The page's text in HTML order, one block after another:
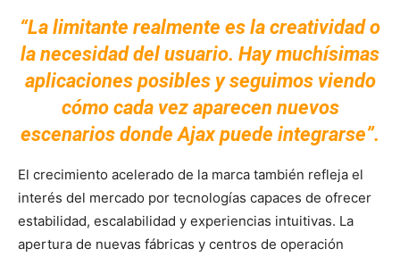
“La limitante realmente es la creatividad o
la necesidad del usuario. Hay muchísimas
aplicaciones posibles y seguimos viendo
cómo cada vez aparecen nuevos
escenarios donde Ajax puede integrarse”.
El crecimiento acelerado de la marca también refleja el
interés del mercado por tecnologías capaces de ofrecer
estabilidad, escalabilidad y experiencias intuitivas. La
apertura de nuevas fábricas y centros de operación